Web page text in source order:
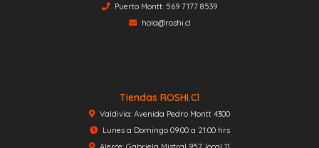
Puerto Montt: 569 7177 8539
hola@roshi.cl
Tiendas ROSHI.cl
Valdivia: Avenida Pedro Montt 4300
Lunes a Domingo 09:00 a 21:00 hrs